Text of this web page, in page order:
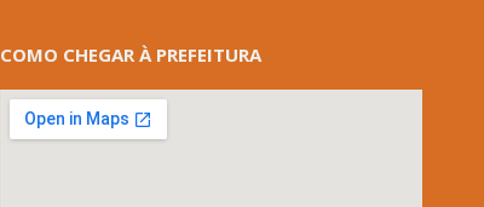
COMO CHEGAR À PREFEITURA